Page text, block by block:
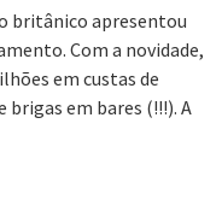
britânico apresentou
Com a novidade,
em custas de
em bares (!!!). A